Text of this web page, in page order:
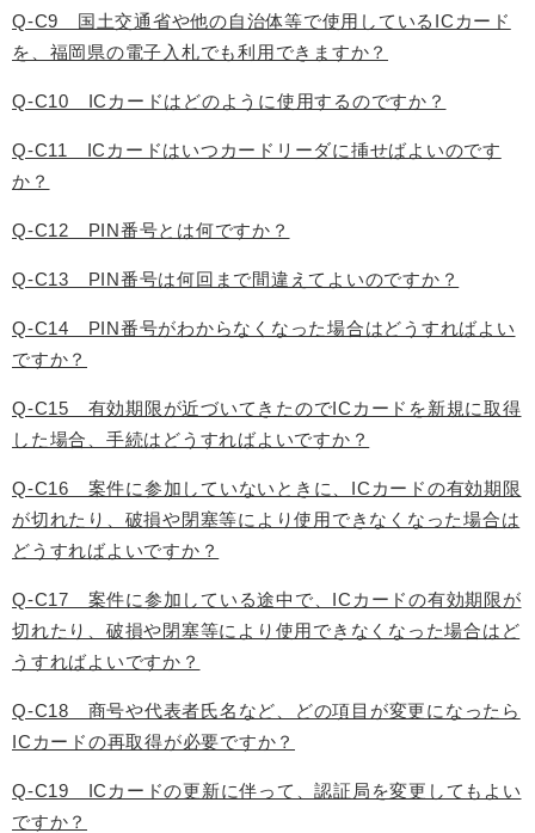
Q-C9 国土交通省や他の自治体等で使用しているICカード
を、福岡県の電子入札でも利用できますか？
Q-C10 ICカードはどのように使用するのですか？
Q-C11 ICカードはいつカードリーダに挿せばよいのです
か？
Q-C12 PIN番号とは何ですか？
Q-C13 PIN番号は何回まで間違えてよいのですか？
Q-C14 PIN番号がわからなくなった場合はどうすればよい
ですか？
Q-C15 有効期限が近づいてきたのでICカードを新規に取得
した場合、手続はどうすればよいですか？
Q-C16 案件に参加していないときに、ICカードの有効期限
が切れたり、破損や閉塞等により使用できなくなった場合は
どうすればよいですか？
Q-C17 案件に参加している途中で、ICカードの有効期限が
切れたり、破損や閉塞等により使用できなくなった場合はど
うすればよいですか？
Q-C18 商号や代表者氏名など、どの項目が変更になったら
ICカードの再取得が必要ですか？
Q-C19 ICカードの更新に伴って、認証局を変更してもよい
ですか？